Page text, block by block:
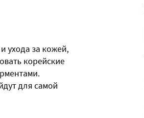
ухода за кожей,
корейские
для самой